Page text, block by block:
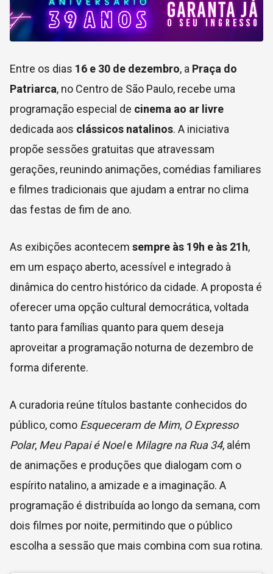
Entre os dias 16 e 30 de dezembro, a Praça do
Patriarca, no Centro de São Paulo, recebe uma
programação especial de cinema ao ar livre
dedicada aos clássicos natalinos. A iniciativa
propõe sessões gratuitas que atravessam
gerações, reunindo animações, comédias familiares
e filmes tradicionais que ajudam a entrar no clima
das festas de fim de ano.
As exibições acontecem sempre às 19h e às 21h,
em um espaço aberto, acessível e integrado à
dinâmica do centro histórico da cidade. A proposta é
oferecer uma opção cultural democrática, voltada
tanto para famílias quanto para quem deseja
aproveitar a programação noturna de dezembro de
forma diferente.
A curadoria reúne títulos bastante conhecidos do
público, como Esqueceram de Mim, O Expresso
Polar, Meu Papai é Noele Milagre na Rua 34, além
de animações e produções que dialogam com o
espírito natalino, a amizade e a imaginação. A
programação é distribuída ao longo da semana, com
dois filmes por noite, permitindo que o público
escolha a sessão que mais combina com sua rotina.